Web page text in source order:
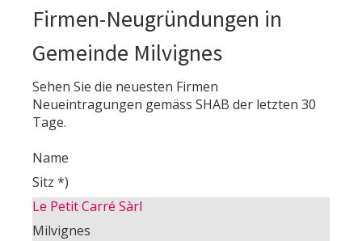
Firmen-Neugründungen in
Gemeinde Milvignes
Sehen Sie die neuesten Firmen
Neueintragungen gemäss SHAB der letzten 30
Tage.
Name
Sitz *)
Le Petit Carré Sàrl
Milvignes